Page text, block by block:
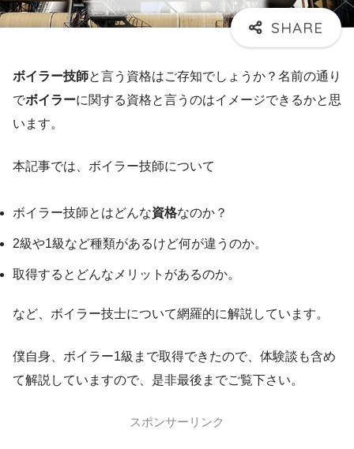
ボイラー技師と言う資格はご存知でしょうか？名前の通り
でボイラーに関する資格と言うのはイメージできるかと思
います。
本記事では、ボイラー技師について
ボイラー技師とはどんな資格なのか？
2級や1級など種類があるけど何が違うのか。
取得するとどんなメリットがあるのか。
など、ボイラー技士について網羅的に解説しています。
僕自身、ボイラー1級まで取得できたので、体験談も含め
て解説していますので、是非最後までご覧下さい。
スポンサーリンク